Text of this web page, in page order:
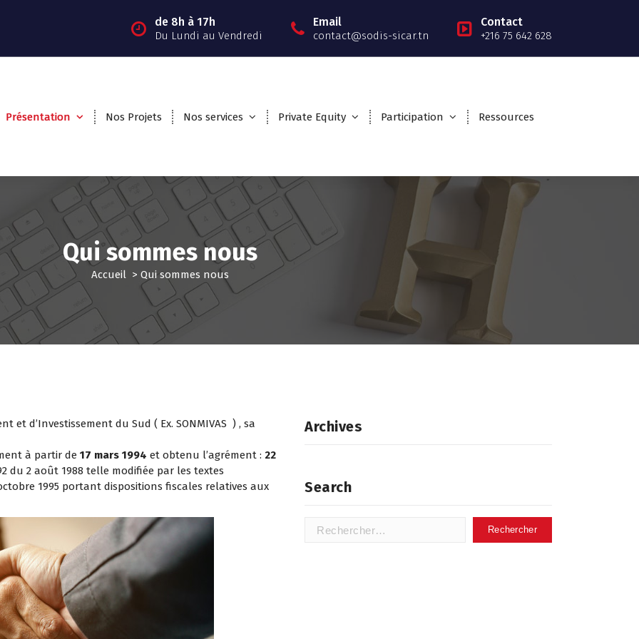
de 8h à 17h
Du Lundi au Vendredi
Email
contact@sodis-sicar.tn
Contact
+216 75 642 628
Présentation Nos Projets Nos services Private Equity Participation Ressources
Qui sommes nous
Accueil> Qui sommes nous
et d’Investissement du Sud ( Ex. SONMIVAS ) , sa
à partir de 17 mars 1994 et obtenu l’agrément : 22
du 2 août 1988 telle modifiée par les textes
1995 portant dispositions fiscales relatives aux
Archives
Search
Rechercher :